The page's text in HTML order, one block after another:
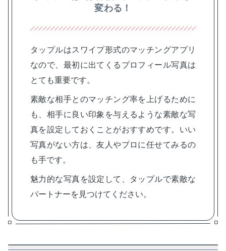
変わる！
タップルはスワイプ形式のマッチングアプリ
なので、最初に出てくるプロフィール写真は
とても重要です。
素敵な相手とのマッチング率を上げるために
も、相手に良い印象を与えるような素敵な写
真を設定しておくことがおすすめです。いい
写真がない方は、友人やプロに任せてみるの
も手です。
魅力的な写真を設定して、タップルで素敵な
パートナーを見つけてください。